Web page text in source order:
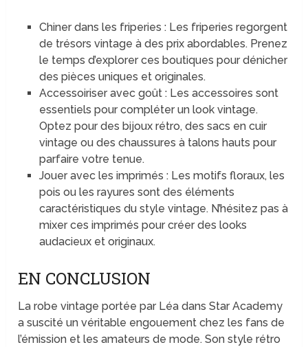
Chiner dans les friperies : Les friperies regorgent
de trésors vintage à des prix abordables. Prenez
le temps d’explorer ces boutiques pour dénicher
des pièces uniques et originales.
Accessoiriser avec goût : Les accessoires sont
essentiels pour compléter un look vintage.
Optez pour des bijoux rétro, des sacs en cuir
vintage ou des chaussures à talons hauts pour
parfaire votre tenue.
Jouer avec les imprimés : Les motifs floraux, les
pois ou les rayures sont des éléments
caractéristiques du style vintage. N’hésitez pas à
mixer ces imprimés pour créer des looks
audacieux et originaux.
EN CONCLUSION
La robe vintage portée par Léa dans Star Academy
a suscité un véritable engouement chez les fans de
l’émission et les amateurs de mode. Son style rétro